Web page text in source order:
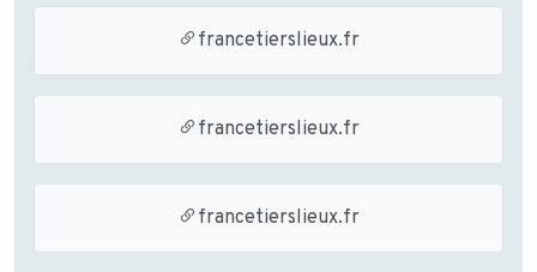
francetierslieux.fr
francetierslieux.fr
francetierslieux.fr